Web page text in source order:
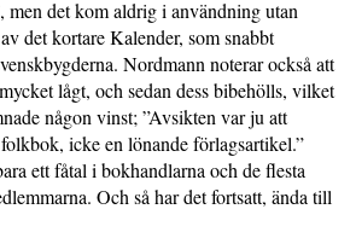
men det kom aldrig i användning utan
det kortare Kalender, som snabbt
Nordmann noterar också att
lågt, och sedan dess bibehölls, vilket
någon vinst; ”Avsikten var ju att
icke en lönande förlagsartikel.”
ett fåtal i bokhandlarna och de flesta
Och så har det fortsatt, ända till